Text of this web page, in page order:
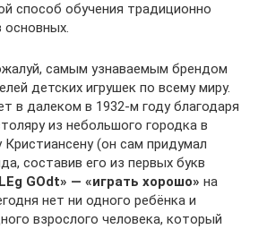
способ обучения традиционно
основных.
самым узнаваемым брендом
детских игрушек по всему миру.
в далеком в 1932-м году благодаря
из небольшого городка в
(он сам придумал
составив его из первых букв
GОdt» — «играть хорошо» на
нет ни одного ребёнка и
взрослого человека, который